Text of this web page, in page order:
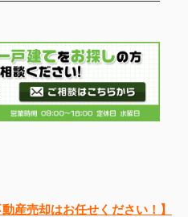
産売却はお任せください！】